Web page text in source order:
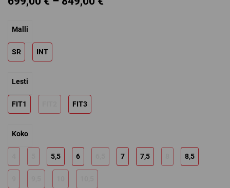
Malli
SR INT
Lesti
FIT1 FIT3
Koko
5,5 6 7 7,5 8,5